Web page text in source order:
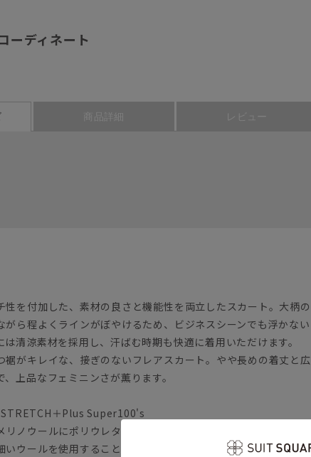
ーディネート
商品詳細 レビュー
性を付加した、素材の良さと機能性を両立したスカート。大柄の
がら程よくラインがぼやけるため、ビジネスシーンでも浮かない
清涼素材を採用し、汗ばむ時期も快適に着用いただけます。
裾がキレイな、接ぎのないフレアスカート。やや長めの着丈と広
上品なフェミニンさが薫ります。
＋Plus Super100's
ノウールにポリウレタンを加え、ストレッチ性を付加した素
いウールを使用することで、柔らかな肌触りが実現。天然素材だ